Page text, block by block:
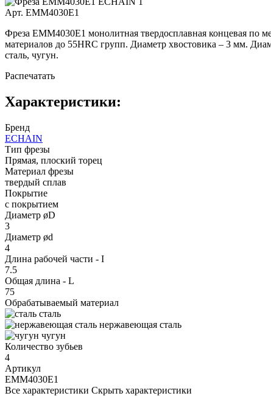
Арт. EMM4030E1
Фреза EMM4030E1 монолитная твердосплавная концевая по
материалов до 55HRC групп. Диаметр хвостовика – 3 мм.
сталь, чугун.
Распечатать
Характеристики:
Бренд
ECHAIN
Тип фрезы
Прямая, плоский торец
Материал фрезы
твердый сплав
Покрытие
с покрытием
Диаметр øD
3
Диаметр ød
4
Длина рабочей части - I
7.5
Общая длина - L
75
Обрабатываемый материал
сталь
нержавеющая сталь
чугун
Количество зубьев
4
Артикул
EMM4030E1
Все характеристики Скрыть характеристики